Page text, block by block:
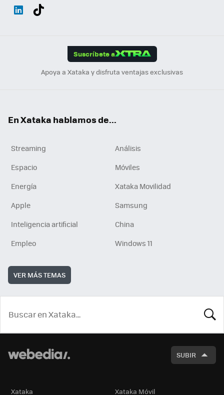
Suscríbete a
Apoya a Xataka y disfruta ventajas exclusivas
En Xataka hablamos de...
Streaming
Análisis
Espacio
Móviles
Energía
Xataka Movilidad
Apple
Samsung
Inteligencia artificial
China
Empleo
Windows 11
VER MÁS TEMAS
SUBIR
Xataka Xataka Móvil